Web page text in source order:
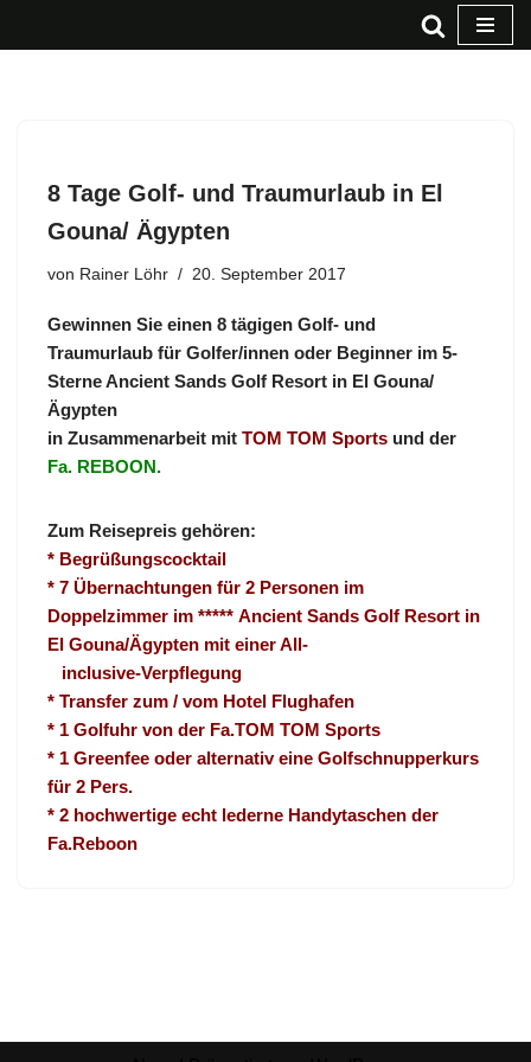
8 Tage Golf- und Traumurlaub in El
Gouna/ Ägypten
von Rainer Löhr 20. September 2017
Gewinnen Sie einen 8 tägigen Golf- und
Traumurlaub für Golfer/innen oder Beginner im 5-
Sterne Ancient Sands Golf Resort in El Gouna/
Ägypten
in Zusammenarbeit mit TOM TOM Sports und der
Fa. REBOON.
Zum Reisepreis gehören:
* Begrüßungscocktail
* 7 Übernachtungen für 2 Personen im
Doppelzimmer im ***** Ancient Sands Golf Resort in
El Gouna/Ägypten mit einer All-
inclusive-Verpflegung
* Transfer zum / vom Hotel Flughafen
* 1 Golfuhr von der Fa.TOM TOM Sports
* 1 Greenfee oder alternativ eine Golfschnupperkurs
für 2 Pers.
* 2 hochwertige echt lederne Handytaschen der
Fa.Reboon